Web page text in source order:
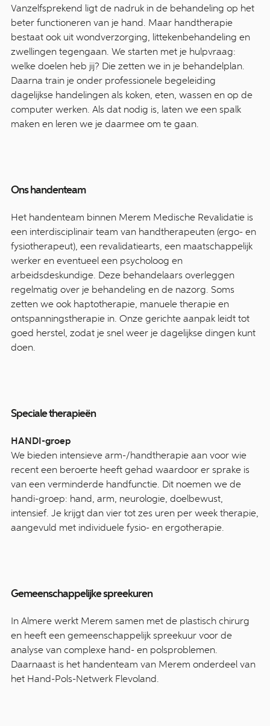
Vanzelfsprekend ligt de nadruk in de behandeling op het
beter functioneren van je hand. Maar handtherapie
bestaat ook uit wondverzorging, littekenbehandeling en
zwellingen tegengaan. We starten met je hulpvraag:
welke doelen heb jij? Die zetten we in je behandelplan.
Daarna train je onder professionele begeleiding
dagelijkse handelingen als koken, eten, wassen en op de
computer werken. Als dat nodig is, laten we een spalk
maken en leren we je daarmee om te gaan.
Ons handenteam
Het handenteam binnen Merem Medische Revalidatie is
een interdisciplinair team van handtherapeuten (ergo- en
fysiotherapeut), een revalidatiearts, een maatschappelijk
werker en eventueel een psycholoog en
arbeidsdeskundige. Deze behandelaars overleggen
regelmatig over je behandeling en de nazorg. Soms
zetten we ook haptotherapie, manuele therapie en
ontspanningstherapie in. Onze gerichte aanpak leidt tot
goed herstel, zodat je snel weer je dagelijkse dingen kunt
doen.
Speciale therapieën
HANDI-groep
We bieden intensieve arm-/handtherapie aan voor wie
recent een beroerte heeft gehad waardoor er sprake is
van een verminderde handfunctie. Dit noemen we de
handi-groep: hand, arm, neurologie, doelbewust,
intensief. Je krijgt dan vier tot zes uren per week therapie,
aangevuld met individuele fysio- en ergotherapie.
Gemeenschappelijke spreekuren
In Almere werkt Merem samen met de plastisch chirurg
en heeft een gemeenschappelijk spreekuur voor de
analyse van complexe hand- en polsproblemen.
Daarnaast is het handenteam van Merem onderdeel van
het Hand-Pols-Netwerk Flevoland.